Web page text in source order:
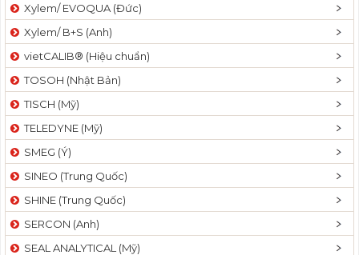
Xylem/ EVOQUA (Đức)
Xylem/ B+S (Anh)
vietCALIB® (Hiệu chuẩn)
TOSOH (Nhật Bản)
TISCH (Mỹ)
TELEDYNE (Mỹ)
SMEG (Ý)
SINEO (Trung Quốc)
SHINE (Trung Quốc)
SERCON (Anh)
SEAL ANALYTICAL (Mỹ)